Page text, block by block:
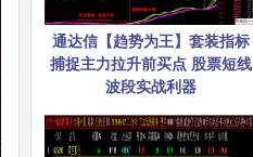
通达信【趋势为王】套装指标
捕捉主力拉升前买点 股票短线
波段实战利器